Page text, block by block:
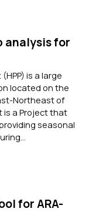
analysis for
is a large
located on the
Northeast of
is a Project that
seasonal
for ARA-